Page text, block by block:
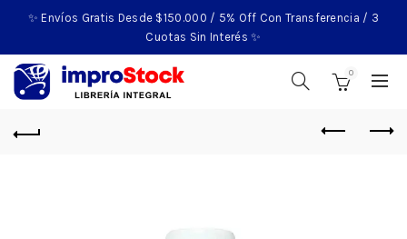
✨ Envíos Gratis Desde $150.000 / 5% Off Con Transferencia / 3
Cuotas Sin Interés ✨
0